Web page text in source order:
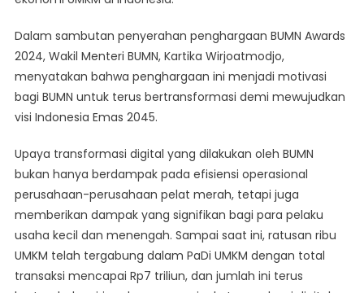
Dalam sambutan penyerahan penghargaan BUMN Awards
2024, Wakil Menteri BUMN, Kartika Wirjoatmodjo,
menyatakan bahwa penghargaan ini menjadi motivasi
bagi BUMN untuk terus bertransformasi demi mewujudkan
visi Indonesia Emas 2045.
Upaya transformasi digital yang dilakukan oleh BUMN
bukan hanya berdampak pada efisiensi operasional
perusahaan-perusahaan pelat merah, tetapi juga
memberikan dampak yang signifikan bagi para pelaku
usaha kecil dan menengah. Sampai saat ini, ratusan ribu
UMKM telah tergabung dalam PaDi UMKM dengan total
transaksi mencapai Rp7 triliun, dan jumlah ini terus